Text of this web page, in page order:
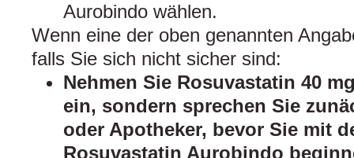
Aurobindo wählen.
Wenn eine der oben genannten
falls Sie sich nicht sicher sind:
Nehmen Sie Rosuvastatin 40
ein, sondern sprechen Sie
oder Apotheker, bevor Sie mit
Rosuvastatin Aurobindo